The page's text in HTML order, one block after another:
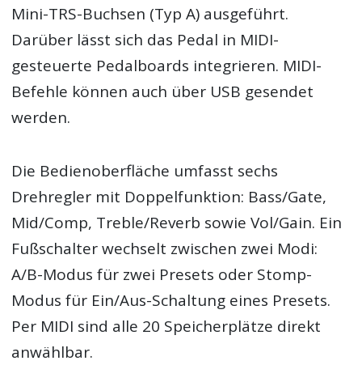
Mini-TRS-Buchsen (Typ A) ausgeführt.
Darüber lässt sich das Pedal in MIDI-
gesteuerte Pedalboards integrieren. MIDI-
Befehle können auch über USB gesendet
werden.
Die Bedienoberfläche umfasst sechs
Drehregler mit Doppelfunktion: Bass/Gate,
Mid/Comp, Treble/Reverb sowie Vol/Gain. Ein
Fußschalter wechselt zwischen zwei Modi:
A/B-Modus für zwei Presets oder Stomp-
Modus für Ein/Aus-Schaltung eines Presets.
Per MIDI sind alle 20 Speicherplätze direkt
anwählbar.